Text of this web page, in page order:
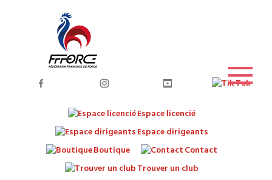
Espace licencié
Espace dirigeants
Boutique
Contact
Trouver un club